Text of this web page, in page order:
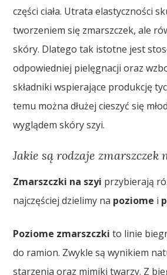
części ciała. Utrata elastyczności
tworzeniem się zmarszczek, ale
skóry. Dlatego tak istotne jest
odpowiedniej pielęgnacji oraz
składniki wspierające produkcję
temu można dłużej cieszyć się
wyglądem skóry szyi.
Jakie są rodzaje zmarszczek
Zmarszczki na szyi przybierają
najczęściej dzielimy na poziome i
Poziome zmarszczki to linie
do ramion. Zwykle są wynikiem
starzenia oraz mimiki twarzy. Z